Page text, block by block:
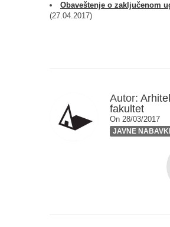
Obaveštenje o zaključenom
(27.04.2017)
Autor:
fakultet
On 28/03/2017
JAVNE